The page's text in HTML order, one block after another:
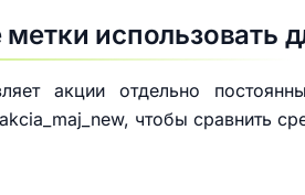
использовать
акции отдельно
чтобы сравнить